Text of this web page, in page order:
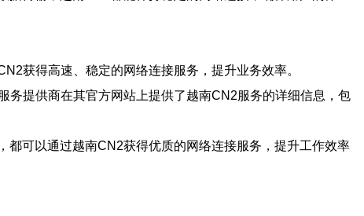
获得高速、稳定的网络连接服务，提升业务效率。
提供商在其官方网站上提供了越南CN2服务的详细信息，包
可以通过越南CN2获得优质的网络连接服务，提升工作效率